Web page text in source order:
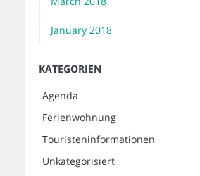
January 2018
KATEGORIEN
Agenda
Ferienwohnung
Touristeninformationen
Unkategorisiert